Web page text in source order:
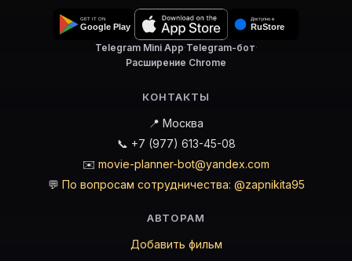
Telegram Mini App·Telegram-бот·
Расширение Chrome
КОНТАКТЫ
📍 Москва
📞 +7 (977) 613-45-08
✉️ movie-planner-bot@yandex.com
💬 По вопросам сотрудничества: @zapnikita95
АВТОРАМ
Добавить фильм